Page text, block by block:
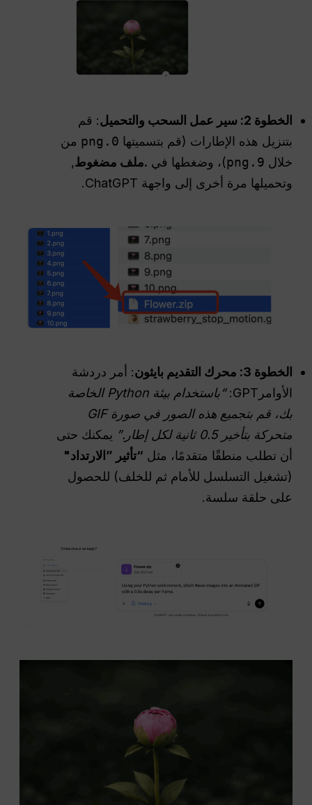
الخطوة 2: سير عمل السحب والتحميل
: قم
بتنزيل هذه الإطارات (قم بتسميتها 0.png
من
خلال 9.png )، وضغطها في .ملف مضغوط,
وتحميلها مرة أخرى إلى واجهة ChatGPT.
الخطوة 3: محرك التقديم بايثون
: أمر دردشة
الأوامرGPT:
“باستخدام بيئة Python الخاصة
بك، قم بتجميع هذه الصور في صورة GIF
متحركة بتأخير 0.5 ثانية لكل إطار.”
يمكنك حتى
أن تطلب منطقًا متقدمًا، مثل “تأثير ”الارتداد"
(تشغيل التسلسل للأمام ثم للخلف) للحصول
على حلقة سلسة.